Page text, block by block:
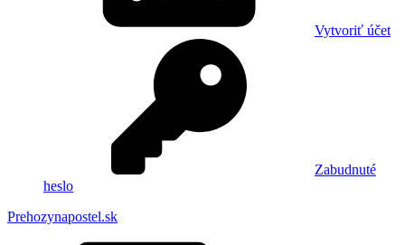
Vytvoriť účet
Zabudnuté
heslo
Prehozynapostel.sk